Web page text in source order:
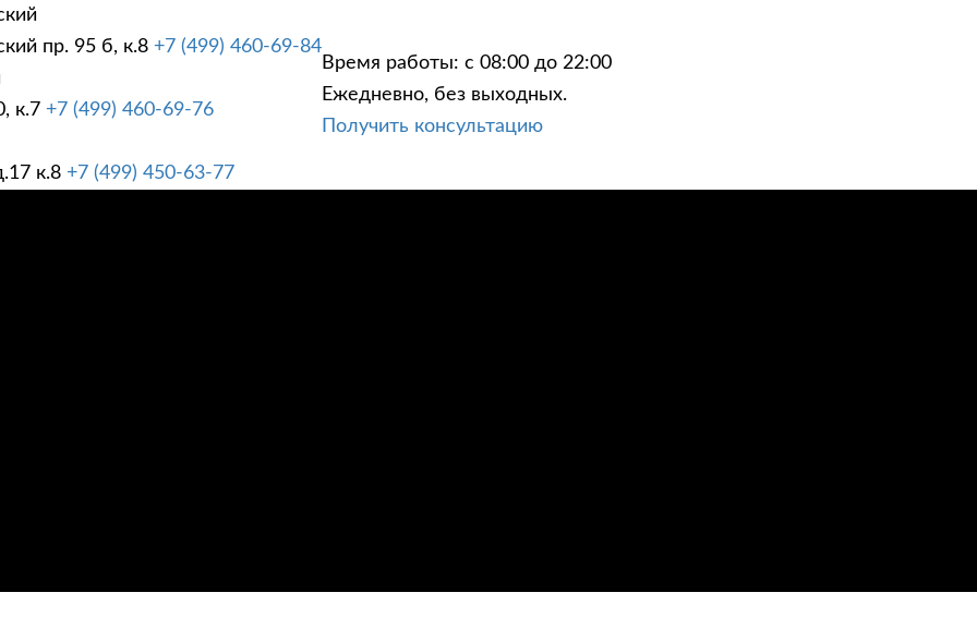
пр. 95 б, к.8 +7 (499) 460-69-84
к.7 +7 (499) 460-69-76
к.8 +7 (499) 450-63-77
Время работы: с 08:00 до 22:00
Ежедневно, без выходных.
Получить консультацию
АКЦИИ